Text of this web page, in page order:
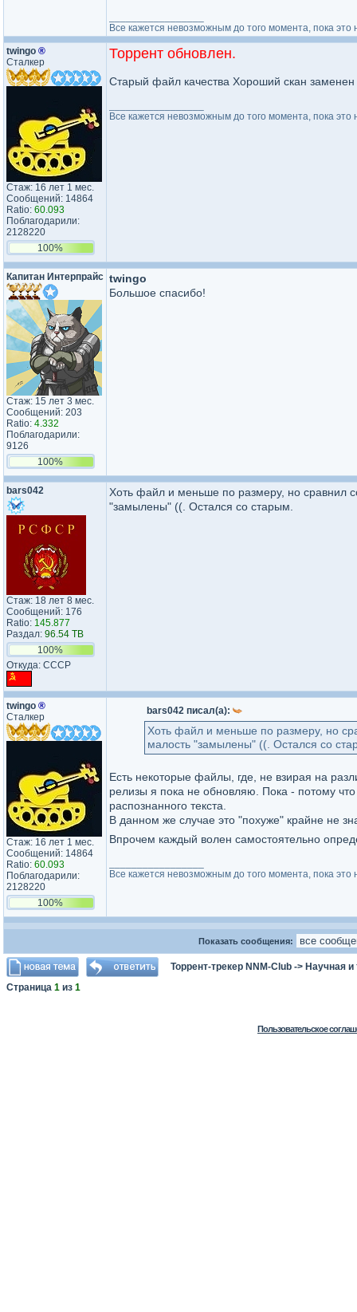
Все кажется невозможным до того момента, пока
twingo ®
Сталкер
Стаж: 16 лет 1 мес.
Сообщений: 14864
Ratio: 60.093
Поблагодарили:
2128220
100%
Торрент обновлен.
Старый файл качества Хороший скан
Все кажется невозможным до того момента, пока
Капитан Интерпрайс
Стаж: 15 лет 3 мес.
Сообщений: 203
Ratio: 4.332
Поблагодарили:
9126
100%
twingo
Большое спасибо!
bars042
Стаж: 18 лет 8 мес.
Сообщений: 176
Ratio: 145.877
Раздал: 96.54 TB
100%
Откуда: CCCP
Хоть файл и меньше по размеру, но сравнил
"замылены" ((. Остался со старым.
twingo ®
Сталкер
Стаж: 16 лет 1 мес.
Сообщений: 14864
Ratio: 60.093
Поблагодарили:
2128220
100%
bars042 писал(а):
Хоть файл и меньше по размеру, но
малость "замылены" ((. Остался со
Есть некоторые файлы, где, не взирая на
релизы я пока не обновляю. Пока - потому
распознанного текста.
В данном же случае это "похуже" крайне не
Впрочем каждый волен самостоятельно
Все кажется невозможным до того момента, пока
Показать сообщения:
Торрент-трекер NNM-Club -> Научная и
Страница 1 из 1
Пользовательское